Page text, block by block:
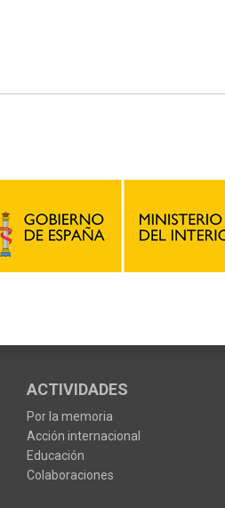
ACTIVIDADES
Por la memoria
Acción internacional
Educación
Colaboraciones